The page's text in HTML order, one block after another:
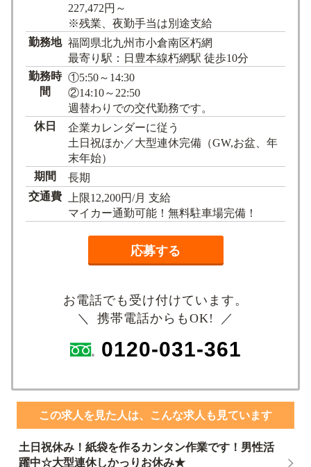
227,472円～
※残業、夜勤手当は別途支給
勤務地 福岡県北九州市小倉南区朽網
最寄り駅：日豊本線朽網駅 徒歩10分
勤務時
間
①5:50～14:30
②14:10～22:50
週替わりでの交代勤務です。
休日
企業カレンダーに従う
土日祝ほか／大型連休完備（GW,お盆、年
末年始）
期間
長期
交通費
上限12,200円/月 支給
マイカー通勤可能！無料駐車場完備！
応募する
お電話でも受け付けています。
＼ 携帯電話からもOK! ／
0120-031-361
この求人を見た人は、こんな求人も見ています
土日祝休み！紙袋を作るカンタン作業です！男性活
躍中☆大型連休しかっりお休み★